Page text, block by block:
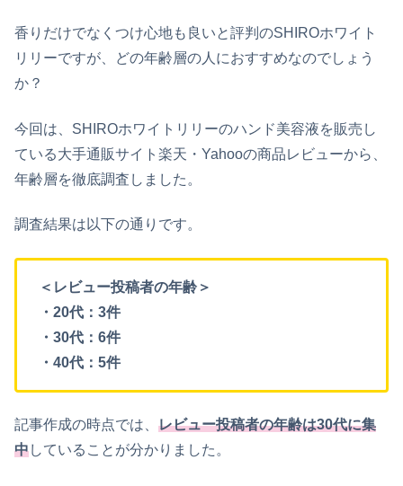
香りだけでなくつけ心地も良いと評判のSHIROホワイト
リリーですが、どの年齢層の人におすすめなのでしょう
か？
今回は、SHIROホワイトリリーのハンド美容液を販売し
ている大手通販サイト楽天・Yahooの商品レビューから、
年齢層を徹底調査しました。
調査結果は以下の通りです。
＜レビュー投稿者の年齢＞
・20代：3件
・30代：6件
・40代：5件
記事作成の時点では、 レビュー投稿者の年齢は30代に集
中していることが分かりました。